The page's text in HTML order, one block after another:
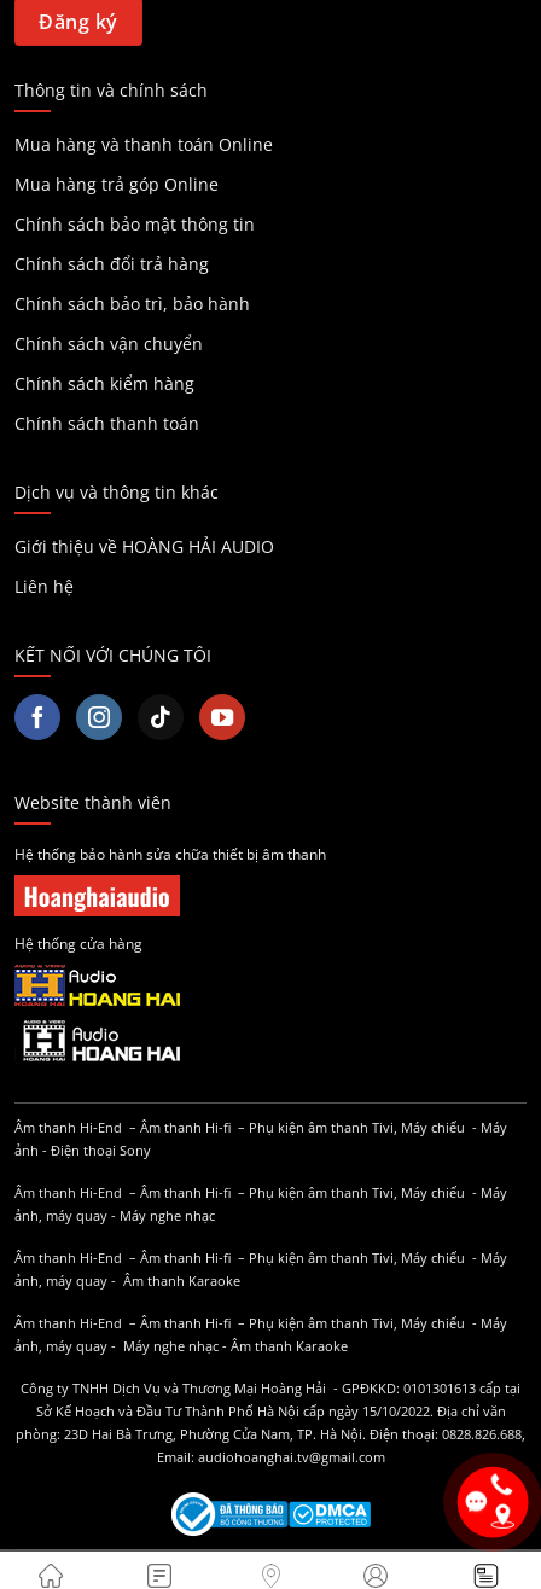
Thông tin và chính sách
Mua hàng và thanh toán Online
Mua hàng trả góp Online
Chính sách bảo mật thông tin
Chính sách đổi trả hàng
Chính sách bảo trì, bảo hành
Chính sách vận chuyển
Chính sách kiểm hàng
Chính sách thanh toán
Dịch vụ và thông tin khác
Giới thiệu về HOÀNG HẢI AUDIO
Liên hệ
KẾT NỐI VỚI CHÚNG TÔI
Website thành viên
Hệ thống bảo hành sửa chữa thiết bị âm thanh
Hệ thống cửa hàng
Âm thanh Hi-End – Âm thanh Hi-fi – Phụ kiện âm thanh Tivi, Máy chiếu - Máy
ảnh - Điện thoại Sony
Âm thanh Hi-End – Âm thanh Hi-fi – Phụ kiện âm thanh Tivi, Máy chiếu - Máy
ảnh, máy quay - Máy nghe nhạc
Âm thanh Hi-End – Âm thanh Hi-fi – Phụ kiện âm thanh Tivi, Máy chiếu - Máy
ảnh, máy quay - Âm thanh Karaoke
Âm thanh Hi-End – Âm thanh Hi-fi – Phụ kiện âm thanh Tivi, Máy chiếu - Máy
ảnh, máy quay - Máy nghe nhạc - Âm thanh Karaoke
Công ty TNHH Dịch Vụ và Thương Mại Hoàng Hải - GPĐKKD: 0101301613 cấp tại
Sở Kế Hoạch và Đầu Tư Thành Phố Hà Nội cấp ngày 15/10/2022. Địa chỉ văn
phòng: 23D Hai Bà Trưng, Phường Cửa Nam, TP. Hà Nội. Điện thoại: 0828.826.688,
Email: audiohoanghai.tv@gmail.com